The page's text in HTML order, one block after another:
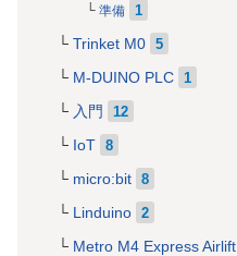
準備 1
Trinket M0 5
M-DUINO PLC 1
入門 12
IoT 8
micro:bit 8
Linduino 2
Metro M4 Express Airlift